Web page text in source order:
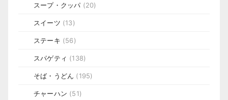
スープ・クッパ (20)
スイーツ (13)
ステーキ (56)
スパゲティ (138)
そば・うどん (195)
チャーハン (51)